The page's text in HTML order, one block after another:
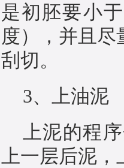
是初胚要小
度），并且尽
刮切。
3、上油泥
上泥的程
上一层后泥，